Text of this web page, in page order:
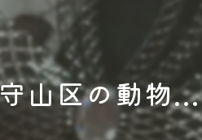
山区の動物...